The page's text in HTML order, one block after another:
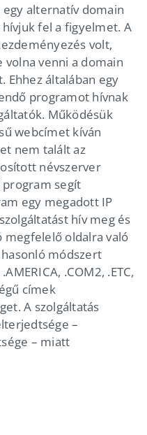
alternatív domain
fel a figyelmet. A
volt,
venni a domain
általában egy
programot hívnak
Működésük
webcímet kíván
nem talált az
névszerver
program segít
egy megadott IP
hív meg és
oldalra való
módszert
.COM2, .ETC,
címek
A szolgáltatás
–
– miatt